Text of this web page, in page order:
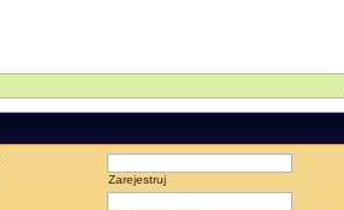
Zarejestruj